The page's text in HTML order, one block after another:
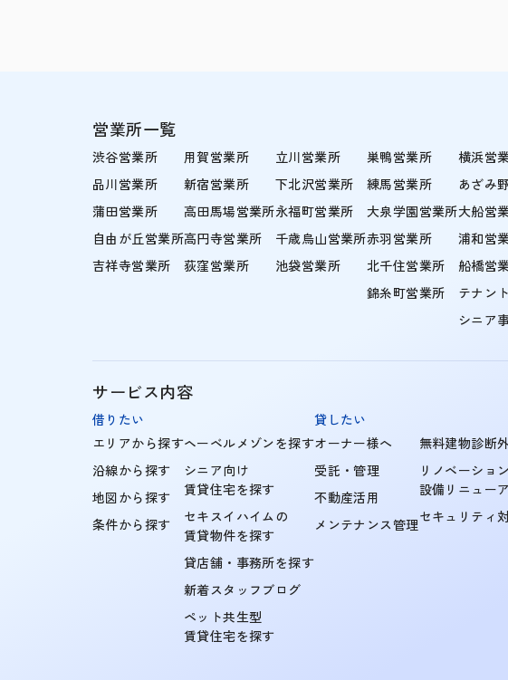
営業所一覧
渋谷営業所
品川営業所
蒲田営業所
自由が丘営業所
吉祥寺営業所
用賀営業所
新宿営業所
高田馬場営業所
高円寺営業所
荻窪営業所
立川営業所
下北沢営業所
永福町営業所
千歳烏山営業所
池袋営業所
巣鴨営業所
練馬営業所
大泉学園営業所
赤羽営業所
北千住営業所
錦糸町営業所
横浜営
あざみ
大船営
浦和営
船橋営
テナン
シニア
サービス内容
借りたい
エリアから探す
沿線から探す
地図から探す
条件から探す
ヘーベルメゾンを探す
シニア向け
賃貸住宅を探す
セキスイハイムの
賃貸物件を探す
貸店舗・事務所を探す
新着スタッフブログ
ペット共生型
賃貸住宅を探す
貸したい
オーナー様へ
受託・管理
不動産活用
メンテナンス管理
無料建物診断
リノベーション
設備リニュー
セキュリティ